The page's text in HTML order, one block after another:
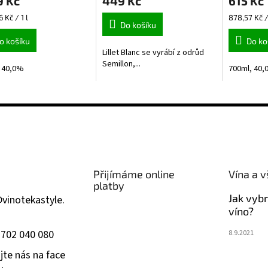
Kč / 1 l
košíku
Do košíku
Lillet Blanc se vyrábí z odrůd
Semillon,...
Měrná
cena:
878,57 Kč
Do
700ml,
vinotekastyle.
040 080
nás na face
Přijímáme online
platby
Vína a
Jak
víno?
8.9.2021